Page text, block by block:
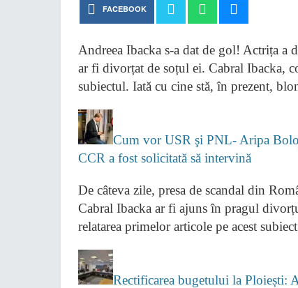
FACEBOOK
Andreea Ibacka s-a dat de gol! Actrița a
ar fi divorțat de soțul ei. Cabral Ibacka,
subiectul. Iată cu cine stă, în prezent,
Cum vor USR şi PNL- Aripa
CCR a fost solicitată să intervină
De câteva zile, presa de scandal din
Cabral Ibacka ar fi ajuns în pragul
relatarea primelor articole pe acest
Rectificarea bugetului la Ploiești: